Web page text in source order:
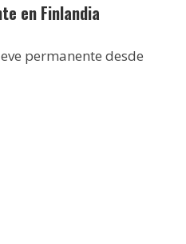
en Finlandia
permanente desde